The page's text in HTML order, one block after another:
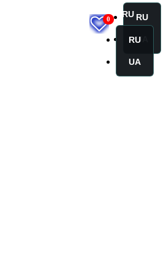
RU
RU
UA
0 RU
UA